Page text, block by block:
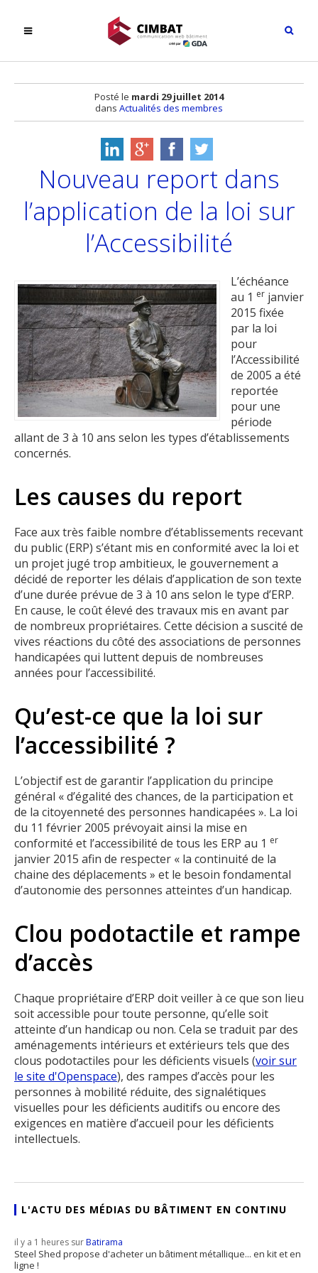
Posté le mardi 29 juillet 2014
dans Actualités des membres
​Nouveau report dans
l’application de la loi sur
l’Accessibilité
L’échéance
au 1 er janvier
2015 fixée
par la loi
pour
l’Accessibilité
de 2005 a été
reportée
pour une
période
allant de 3 à 10 ans selon les types d’établissements
concernés.
Les causes du report
Face aux très faible nombre d’établissements recevant
du public (ERP) s’étant mis en conformité avec la loi et
un projet jugé trop ambitieux, le gouvernement a
décidé de reporter les délais d’application de son texte
d’une durée prévue de 3 à 10 ans selon le type d’ERP.
En cause, le coût élevé des travaux mis en avant par
de nombreux propriétaires. Cette décision a suscité de
vives réactions du côté des associations de personnes
handicapées qui luttent depuis de nombreuses
années pour l’accessibilité.
Qu’est-ce que la loi sur
l’accessibilité ?
L’objectif est de garantir l’application du principe
général « d’égalité des chances, de la participation et
de la citoyenneté des personnes handicapées ». La loi
du 11 février 2005 prévoyait ainsi la mise en
conformité et l’accessibilité de tous les ERP au 1 er
janvier 2015 afin de respecter « la continuité de la
chaine des déplacements » et le besoin fondamental
d’autonomie des personnes atteintes d’un handicap.
Clou podotactile et rampe
d’accès
Chaque propriétaire d’ERP doit veiller à ce que son lieu
soit accessible pour toute personne, qu’elle soit
atteinte d’un handicap ou non. Cela se traduit par des
aménagements intérieurs et extérieurs tels que des
clous podotactiles pour les déficients visuels (voir sur
le site d'Openspace), des rampes d’accès pour les
personnes à mobilité réduite, des signalétiques
visuelles pour les déficients auditifs ou encore des
exigences en matière d’accueil pour les déficients
intellectuels.
L'ACTU DES MÉDIAS DU BÂTIMENT EN CONTINU
il y a 1 heures surBatirama
Steel Shed propose d'acheter un bâtiment métallique... en kit et en
ligne !